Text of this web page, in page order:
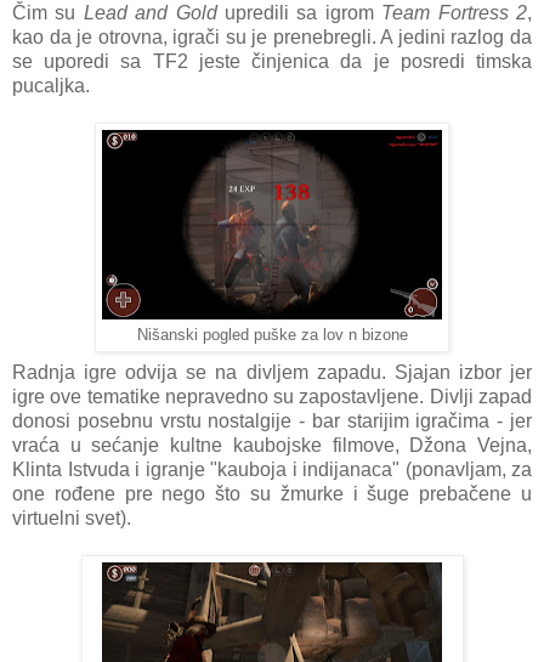
Čim su Lead and Goldupredili sa igromTeam Fortress 2,
kao da je otrovna, igrači su je prenebregli. A jedini razlog da
se uporedi sa TF2 jeste činjenica da je posredi timska
pucaljka.
Nišanski pogled puške za lov n bizone
Radnja igre odvija se na divljem zapadu. Sjajan izbor jer
igre ove tematike nepravedno su zapostavljene. Divlji zapad
donosi posebnu vrstu nostalgije - bar starijim igračima - jer
vraća u sećanje kultne kaubojske filmove, Džona Vejna,
Klinta Istvuda i igranje "kauboja i indijanaca" (ponavljam, za
one rođene pre nego što su žmurke i šuge prebačene u
virtuelni svet).